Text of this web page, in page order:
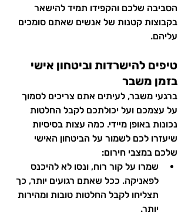
הסביבה שלכם והקפידו תמיד להישאר
בקבוצות קטנות של אנשים שאתם סומכים
עליהם.
טיפים להישרדות וביטחון אישי
בזמן משבר
ברגעי משבר, לעיתים אתם צריכים לסמוך
על עצמכם ועל יכולתכם לקבל החלטות
נכונות באופן מיידי. כמה עצות בסיסיות
שיעזרו לכם לשמור על הביטחון האישי
שלכם במצבי חירום:
שמרו על קור רוח, ונסו לא להיכנס
לפאניקה. ככל שאתם רגועים יותר, כך
תצליחו לקבל החלטות טובות ומהירות
יותר.